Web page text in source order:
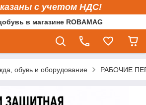
с учетом НДС!
в магазине ROBAMAG
обувь и оборудование РАБОЧИЕ